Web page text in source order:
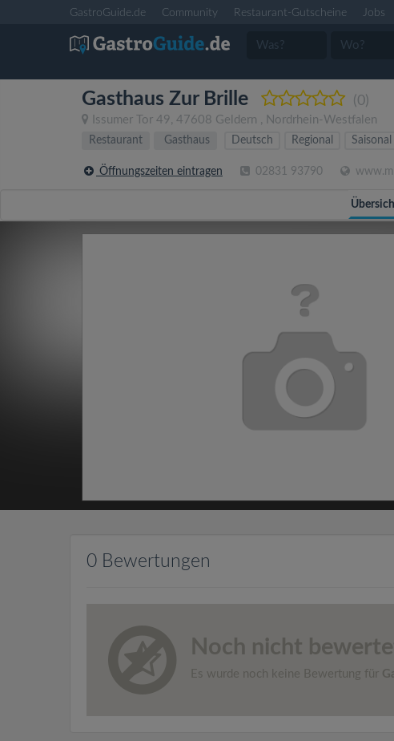
GastroGuide.de Community Restaurant-Gutscheine Jobs
Gasthaus Zur Brille (0)
Issumer Tor 49, 47608 Geldern , Nordrhein-Westfalen
Restaurant
Gasthaus Deutsch Regional Saisonal
Öffnungszeiten eintragen 02831 93790
0 Bewertungen
Noch nicht
Es wurde noch keine Bewertung für